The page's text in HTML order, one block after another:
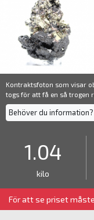
Kontraktsfoton som visar
togs för att få en så trogen
Behöver du
1.04
kilo
För att se priset